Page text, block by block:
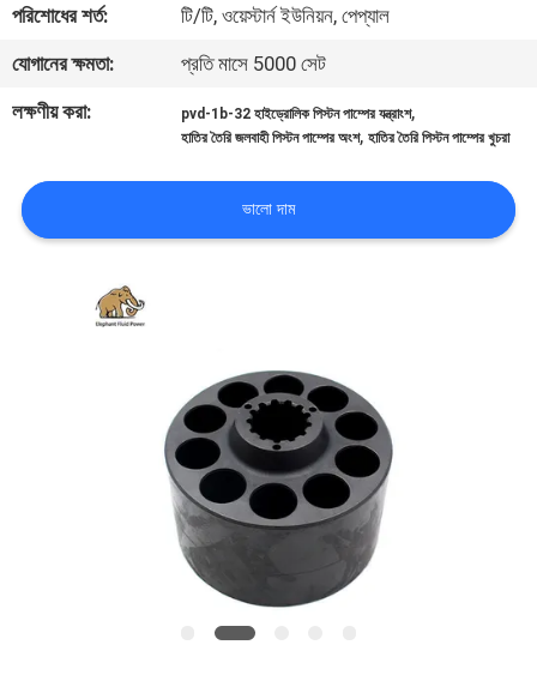
যোগাযোগ
করুন
খবর
কেস
পরিশোধের শর্ত:
টি/টি, ওয়েস্টার্ন ইউনিয়ন, পেপ্যাল
যোগানের ক্ষমতা:
প্রতি মাসে 5000 সেট
লক্ষণীয় করা:
pvd-1b-32 হাইড্রোলিক পিস্টন পাম্পের যন্ত্রাংশ,
হাতির তৈরি জলবাহী পিস্টন পাম্পের অংশ,হাতির তৈরি পিস্টন পাম্পের খুচরা
ভালো দাম